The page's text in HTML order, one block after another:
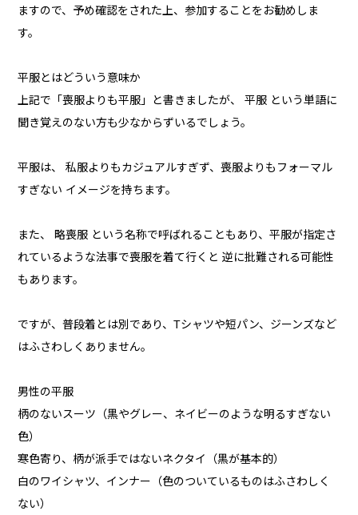
ますので、予め確認をされた上、参加することをお勧めしま
す。
平服とはどういう意味か
上記で「喪服よりも平服」と書きましたが、 平服 という単語に
聞き覚えのない方も少なからずいるでしょう。
平服は、 私服よりもカジュアルすぎず、喪服よりもフォーマル
すぎない イメージを持ちます。
また、 略喪服 という名称で呼ばれることもあり、平服が指定さ
れているような法事で喪服を着て行くと 逆に批難される可能性
もあります。
ですが、普段着とは別であり、Tシャツや短パン、ジーンズなど
はふさわしくありません。
男性の平服
柄のないスーツ（黒やグレー、ネイビーのような明るすぎない
色）
寒色寄り、柄が派手ではないネクタイ（黒が基本的）
白のワイシャツ、インナー（色のついているものはふさわしく
ない）